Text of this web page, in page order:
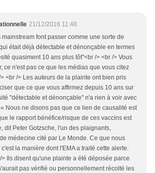
21/12/2016 11:48
mainstream font passer comme une sorte de
était déjà détectable et dénonçable en termes
quasiment 10 ans plus tôt"<br /> <br /> Vous
ce n'est pas ce que les médias que vous citez
<br /> Les auteurs de la plainte ont bien pris
que ce que vous affirmez depuis 10 ans sur
"détectable et dénonçable" n'a rien à voir avec
« Nous ne disons pas que ce lien de causalité est
le rapport bénéfice/risque de ces vaccins est
dit Peter Gotzsche, l'un des plaignants,
médecine cité par Le Monde. Ce que nous
la manière dont l'EMA a traité cette alerte.
> Ils disent qu'une plainte a été déposée parce
pas vérifié ou personnellement récolté les